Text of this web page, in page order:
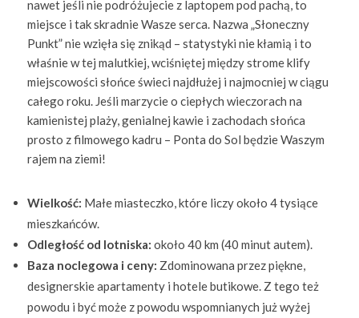
nawet jeśli nie podróżujecie z laptopem pod pachą, to
miejsce i tak skradnie Wasze serca. Nazwa „Słoneczny
Punkt” nie wzięła się znikąd – statystyki nie kłamią i to
właśnie w tej malutkiej, wciśniętej między strome klify
miejscowości słońce świeci najdłużej i najmocniej w ciągu
całego roku. Jeśli marzycie o ciepłych wieczorach na
kamienistej plaży, genialnej kawie i zachodach słońca
prosto z filmowego kadru – Ponta do Sol będzie Waszym
rajem na ziemi!
Wielkość: Małe miasteczko, które liczy około 4 tysiące
mieszkańców.
Odległość od lotniska: około 40 km (40 minut autem).
Baza noclegowa i ceny: Zdominowana przez piękne,
designerskie apartamenty i hotele butikowe. Z tego też
powodu i być może z powodu wspomnianych już wyżej